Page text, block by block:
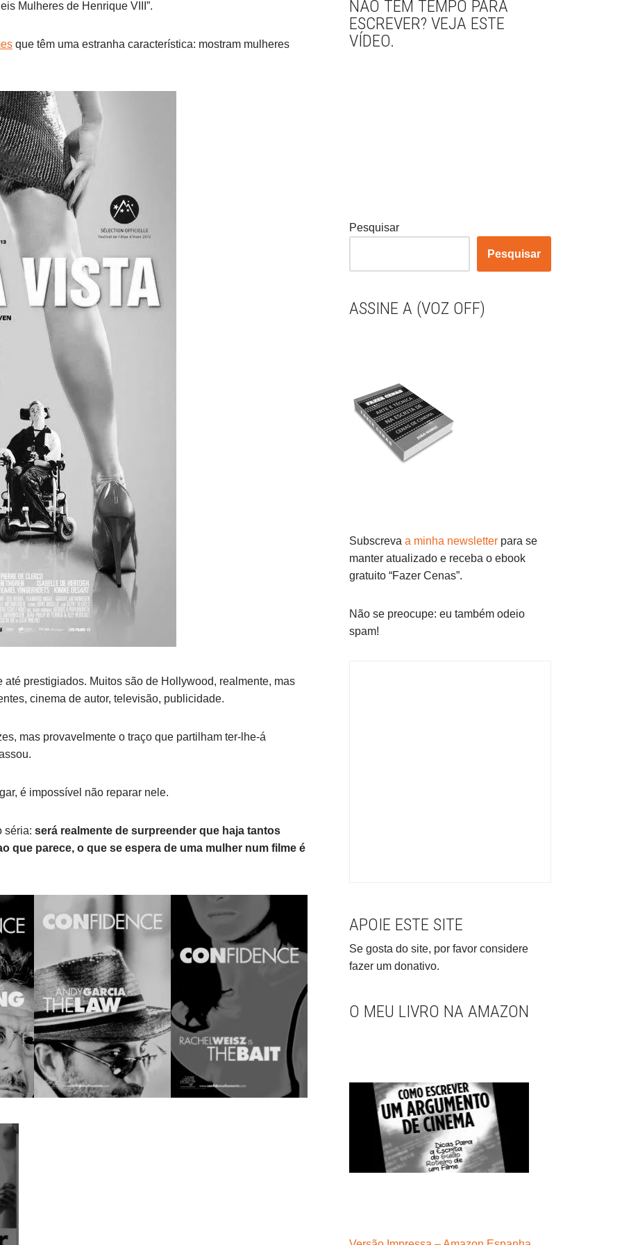
Mulheres de Henrique VIII”.
que têm uma estranha característica: mostram mulheres
prestigiados. Muitos são de Hollywood, realmente, mas
cinema de autor, televisão, publicidade.
mas provavelmente o traço que partilham ter-lhe-á
é impossível não reparar nele.
séria: será realmente de surpreender que haja tantos
que parece, o que se espera de uma mulher num filme é
NÃO TEM TEMPO PARA
ESCREVER? VEJA ESTE
VÍDEO.
Pesquisar
Pesquisar
ASSINE A (VOZ OFF)
Subscreva a minha newsletter para se
manter atualizado e receba o ebook
gratuito “Fazer Cenas”.
Não se preocupe: eu também odeio
spam!
APOIE ESTE SITE
Se gosta do site, por favor considere
fazer um donativo.
O MEU LIVRO NA AMAZON